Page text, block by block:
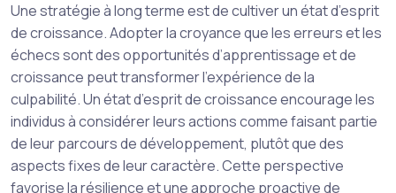
Une stratégie à long terme est de cultiver un état d’esprit
de croissance. Adopter la croyance que les erreurs et les
échecs sont des opportunités d’apprentissage et de
croissance peut transformer l’expérience de la
culpabilité. Un état d’esprit de croissance encourage les
individus à considérer leurs actions comme faisant partie
de leur parcours de développement, plutôt que des
aspects fixes de leur caractère. Cette perspective
favorise la résilience et une approche proactive de